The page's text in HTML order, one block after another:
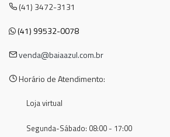
(41) 3472-3131
(41) 99532-0078
venda@baiaazul.com.br
Horário de Atendimento:
Loja virtual
Segunda-Sábado: 08:00 - 17:00